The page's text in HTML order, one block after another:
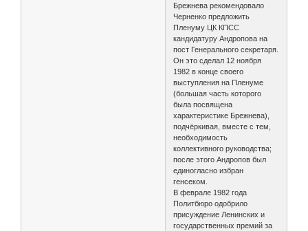
Брежнева рекомендовало
Черненко предложить
Пленуму ЦК КПСС
кандидатуру Андропова на
пост Генерального секретаря.
Он это сделал 12 ноября
1982 в конце своего
выступления на Пленуме
(большая часть которого
была посвящена
характеристике Брежнева),
подчёркивая, вместе с тем,
необходимость
коллективного руководства;
после этого Андропов был
единогласно избран
генсеком.
В феврале 1982 года
Политбюро одобрило
присуждение Ленинских и
государственных премий за